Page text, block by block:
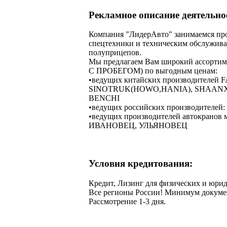
Рекламное описание
Компания "ЛидерАвто" занимаемся
спецтехники и техническим
полуприцепов.
Мы предлагаем Вам широкий
С ПРОБЕГОМ) по выгодным ценам:
•ведущих китайских производителей
SINOTRUK(HOWO,HANIA),
BENCHI
•ведущих российских
•ведущих производителей
ИВАНОВЕЦ, УЛЬЯНОВЕЦ
Условия кредитования:
Кредит, Лизинг для физических и
Все регионы России! Минимум
Рассмотрение 1-3 дня.